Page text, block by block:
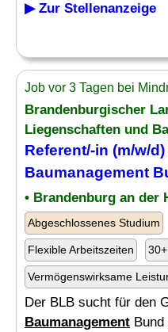
▶ Zur Stellenanzeige
Job vor 3 Tagen bei
Brandenburgischer
Liegenschaften und
Referent/-in (m/w/
Baumanagement
• Brandenburg an der
Abgeschlossenes Studium
Flexible Arbeitszeiten
Vermögenswirksame
Der BLB sucht für den
Baumanagement